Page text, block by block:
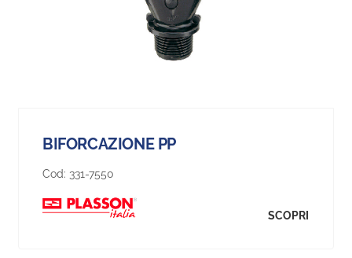
BIFORCAZIONE PP
Cod: 331-7550
SCOPRI